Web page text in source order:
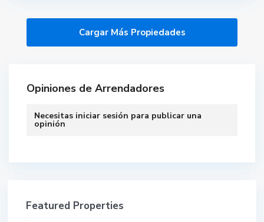
Opiniones de Arrendadores
Necesitas iniciar sesión para publicar una
opinión
Featured Properties